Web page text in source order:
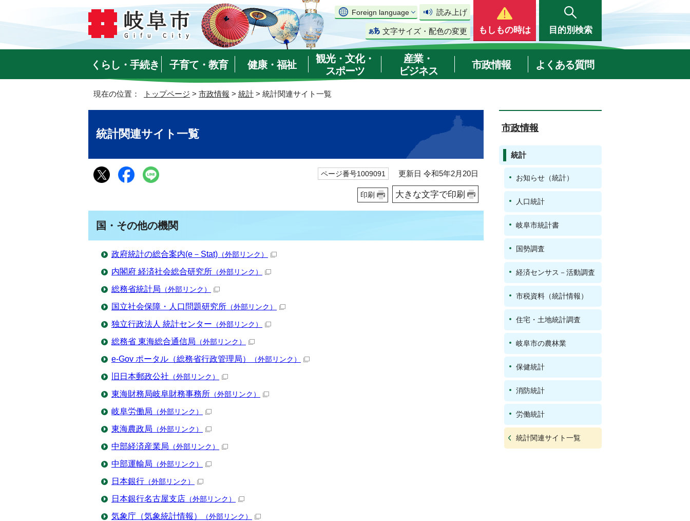
Foreign language 読み上げ
文字サイズ・配色の変更 もしもの時は 目的別検索
くらし・手続き 子育て・教育 健康・福祉
観光・文化・
スポーツ
産業・
ビジネス
市政情報 よくある質問
現在の位置： トップページ > 市政情報 > 統計 > 統計関連サイト一覧
統計関連サイト一覧
ページ番号1009091 更新日 令和5年2月20日
印刷 大きな文字で印刷
国・その他の機関
政府統計の総合案内(e－Stat) （外部リンク）
内閣府 経済社会総合研究所 （外部リンク）
総務省統計局 （外部リンク）
国立社会保障・人口問題研究所 （外部リンク）
独立行政法人 統計センター （外部リンク）
総務省 東海総合通信局 （外部リンク）
e-Gov ポータル（総務省行政管理局） （外部リンク）
旧日本郵政公社 （外部リンク）
東海財務局岐阜財務事務所 （外部リンク）
岐阜労働局 （外部リンク）
東海農政局 （外部リンク）
中部経済産業局 （外部リンク）
中部運輸局 （外部リンク）
日本銀行 （外部リンク）
日本銀行名古屋支店 （外部リンク）
気象庁（気象統計情報） （外部リンク）
市政情報
統計
お知らせ（統計）
人口統計
岐阜市統計書
国勢調査
経済センサス－活動調査
市税資料（統計情報）
住宅・土地統計調査
岐阜市の農林業
保健統計
消防統計
労働統計
統計関連サイト一覧